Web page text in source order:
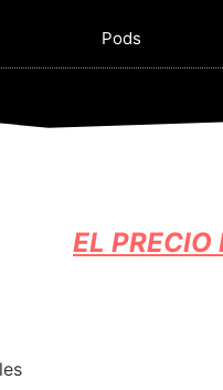
Pods
EL